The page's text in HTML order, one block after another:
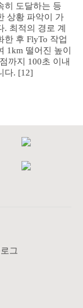
히 도달하는 등
상황 파악이 가
. 최적의 경로 계
한 후 FlyTo 작업
1km 떨어진 높이
까지 100초 이내
다. [12]
그